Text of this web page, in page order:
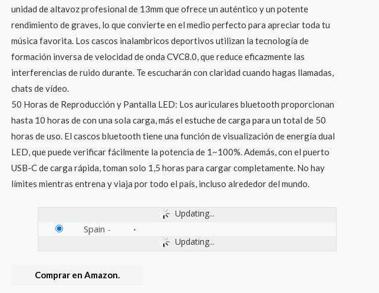
unidad de altavoz profesional de 13mm que ofrece un auténtico y un potente
rendimiento de graves, lo que convierte en el medio perfecto para apreciar toda tu
música favorita. Los cascos inalambricos deportivos utilizan la tecnología de
formación inversa de velocidad de onda CVC8.0, que reduce eficazmente las
interferencias de ruido durante. Te escucharán con claridad cuando hagas llamadas,
chats de vídeo.
50 Horas de Reproducción y Pantalla LED: Los auriculares bluetooth proporcionan
hasta 10 horas de con una sola carga, más el estuche de carga para un total de 50
horas de uso. El cascos bluetooth tiene una función de visualización de energía dual
LED, que puede verificar fácilmente la potencia de 1~100%. Además, con el puerto
USB-C de carga rápida, toman solo 1,5 horas para cargar completamente. No hay
límites mientras entrena y viaja por todo el país, incluso alrededor del mundo.
Updating...
Updating...
Spain -
Comprar en Amazon.